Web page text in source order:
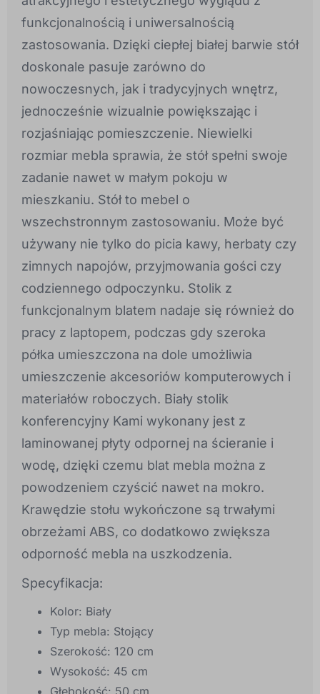
funkcjonalnością i uniwersalnością
zastosowania. Dzięki ciepłej białej barwie stół
doskonale pasuje zarówno do
nowoczesnych, jak i tradycyjnych wnętrz,
jednocześnie wizualnie powiększając i
rozjaśniając pomieszczenie. Niewielki
rozmiar mebla sprawia, że stół spełni swoje
zadanie nawet w małym pokoju w
mieszkaniu. Stół to mebel o
wszechstronnym zastosowaniu. Może być
używany nie tylko do picia kawy, herbaty czy
zimnych napojów, przyjmowania gości czy
codziennego odpoczynku. Stolik z
funkcjonalnym blatem nadaje się również do
pracy z laptopem, podczas gdy szeroka
półka umieszczona na dole umożliwia
umieszczenie akcesoriów komputerowych i
materiałów roboczych. Biały stolik
konferencyjny Kami wykonany jest z
laminowanej płyty odpornej na ścieranie i
wodę, dzięki czemu blat mebla można z
powodzeniem czyścić nawet na mokro.
Krawędzie stołu wykończone są trwałymi
obrzeżami ABS, co dodatkowo zwiększa
odporność mebla na uszkodzenia.
Specyfikacja:
Kolor: Biały
Typ mebla: Stojący
Szerokość: 120 cm
Wysokość: 45 cm